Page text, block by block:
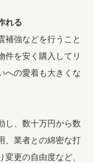
れる
補強などを行うこと
件を安く購入してリ
への愛着も大きくな
し、数十万円から数
、業者との綿密な打
更の自由度など、